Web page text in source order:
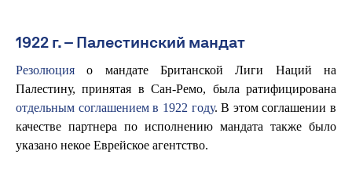
1922 г. – Палестинский мандат
Резолюция о мандате Британской Лиги Наций на
Палестину, принятая в Сан-Ремо, была ратифицирована
отдельным соглашением в 1922 году. В этом соглашении в
качестве партнера по исполнению мандата также было
указано некое Еврейское агентство.